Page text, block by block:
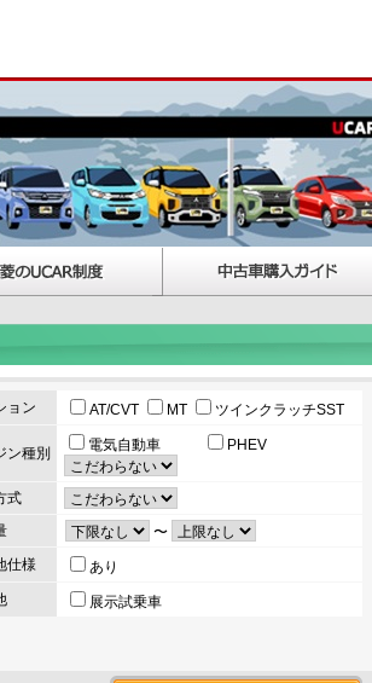
ョン AT/CVT MT ツインクラッチSST
ン種別 電気自動車 PHEV
式
〜
仕様
あり
展示試乗車